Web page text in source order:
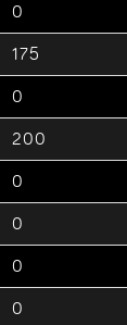
0
175
0
200
0
0
0
0